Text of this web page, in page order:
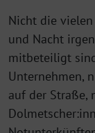
Nicht die vielen
und Nacht
mitbeteiligt
Unternehmen,
auf der Straße,